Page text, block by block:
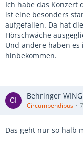
Ich habe das
ist eine besonders
aufgefallen. Da hat
Hörschwäche
Und andere haben
hinbekommen.
Behringer WING
Circumbendibus
Das geht nur so halb